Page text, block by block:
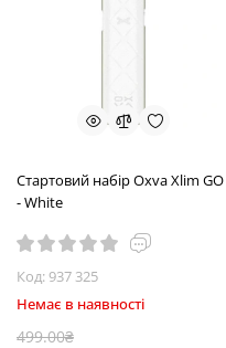
Стартовий набір Oxva Xlim GO
- White
Код: 937 325
Немає в наявності
499.00₴